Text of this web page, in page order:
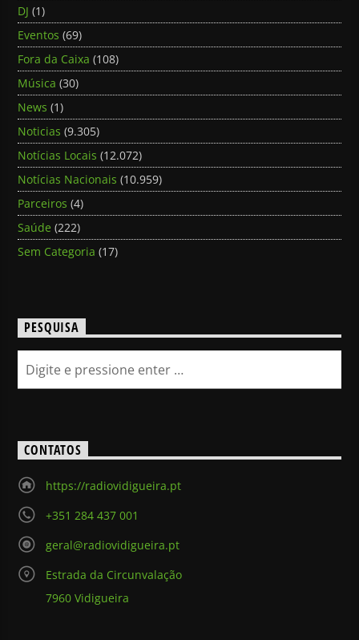
DJ (1)
Eventos (69)
Fora da Caixa (108)
Música (30)
News (1)
Noticias (9.305)
Notícias Locais (12.072)
Notícias Nacionais (10.959)
Parceiros (4)
Saúde (222)
Sem Categoria (17)
PESQUISA
CONTATOS
https://radiovidigueira.pt
+351 284 437 001
geral@radiovidigueira.pt
Estrada da Circunvalação
7960 Vidigueira